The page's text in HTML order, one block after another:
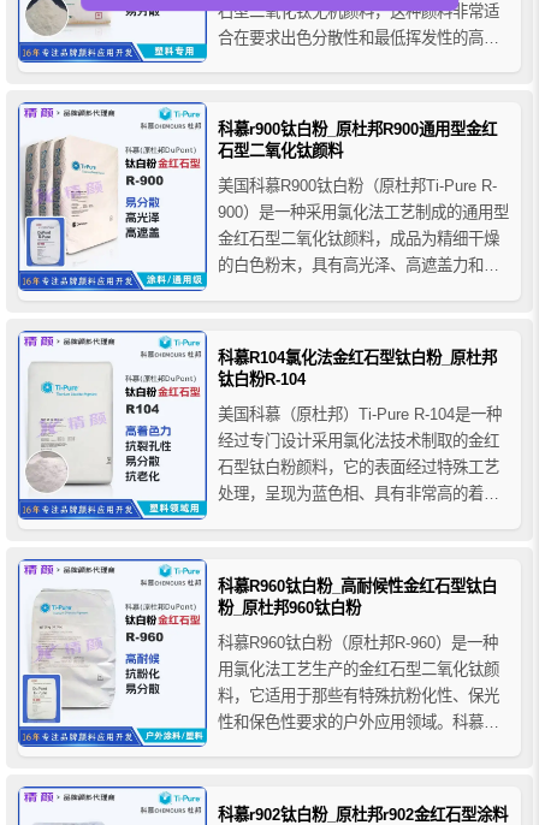
石型二氧化钛无机颜料，这种颜料非常适
合在要求出色分散性和最低挥发性的高温
而设计的，具备高遮盖力、高耐温性、良
好的耐候性和中性的色相，其低水平的表
科慕r900钛白粉_原杜邦R900通用型金红
石型二氧化钛颜料
美国科慕R900钛白粉（原杜邦Ti-Pure R-
900）是一种采用氯化法工艺制成的通用型
金红石型二氧化钛颜料，成品为精细干燥
的白色粉末，具有高光泽、高遮盖力和优
光应用的醇酸聚酯漆，推荐用于内墙建筑
涂料、室内工业涂料、粉末涂料、卷钢涂
科慕R104氯化法金红石型钛白粉_原杜邦
钛白粉R-104
美国科慕（原杜邦）Ti-Pure R-104是一种
经过专门设计采用氯化法技术制取的金红
石型钛白粉颜料，它的表面经过特殊工艺
处理，呈现为蓝色相、具有非常高的着色
果，并且在某些特定类型的混合设备中制
备热塑性色母时可以极大提高加工速度。
科慕R960钛白粉_高耐候性金红石型钛白
粉_原杜邦960钛白粉
科慕R960钛白粉（原杜邦R-960）是一种
用氯化法工艺生产的金红石型二氧化钛颜
料，它适用于那些有特殊抗粉化性、保光
性和保色性要求的户外应用领域。科慕钛
散性。
科慕r902钛白粉_原杜邦r902金红石型涂料